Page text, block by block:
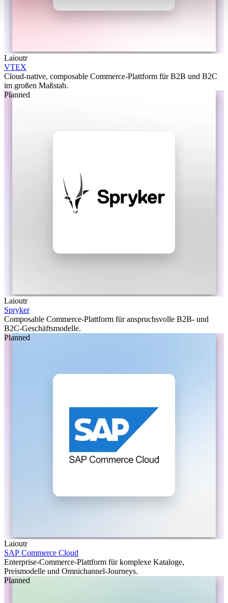
Laioutr
VTEX
Cloud-native, composable Commerce-Plattform für B2B und B2C
im großen Maßstab.
Planned
Laioutr
Spryker
Composable Commerce-Plattform für anspruchsvolle B2B- und
B2C-Geschäftsmodelle.
Planned
Laioutr
SAP Commerce Cloud
Enterprise-Commerce-Plattform für komplexe Kataloge,
Preismodelle und Omnichannel-Journeys.
Planned